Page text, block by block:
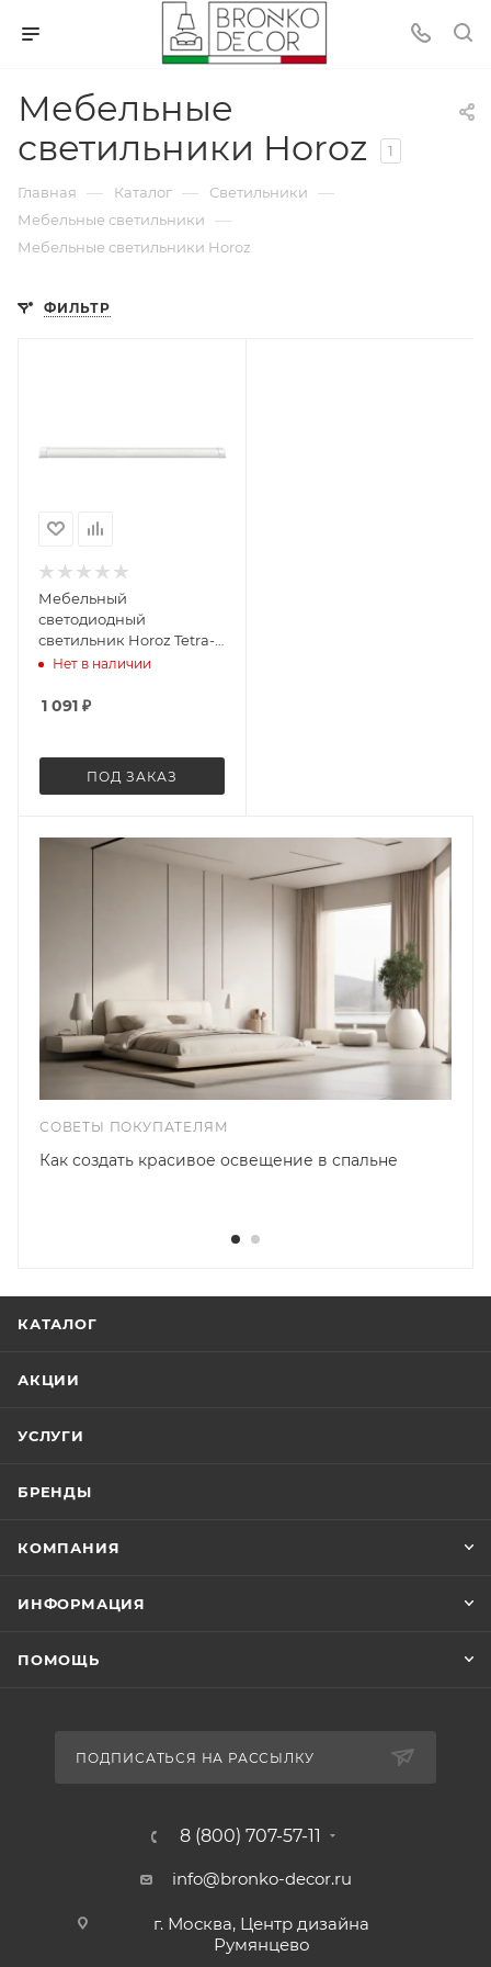
Мебельные
светильники Horoz
1
Главная — Каталог — Светильники —
Мебельные светильники —
Мебельные светильники Horoz
ФИЛЬТР
Мебельный
светодиодный
светильник Horoz Tetra-
36 белый 052-003-0120
HRZ33002911
Нет в наличии
1 091 ₽
ПОД ЗАКАЗ
СОВЕТЫ ПОКУПАТЕЛЯМ
Как создать красивое освещение в спальне
КАТАЛОГ
АКЦИИ
УСЛУГИ
БРЕНДЫ
КОМПАНИЯ
ИНФОРМАЦИЯ
ПОМОЩЬ
ПОДПИСАТЬСЯ НА РАССЫЛКУ
8 (800) 707-57-11
info@bronko-decor.ru
г. Москва, Центр дизайна
Румянцево